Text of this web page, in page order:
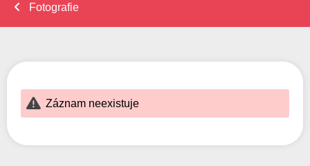
Fotografie
Záznam neexistuje